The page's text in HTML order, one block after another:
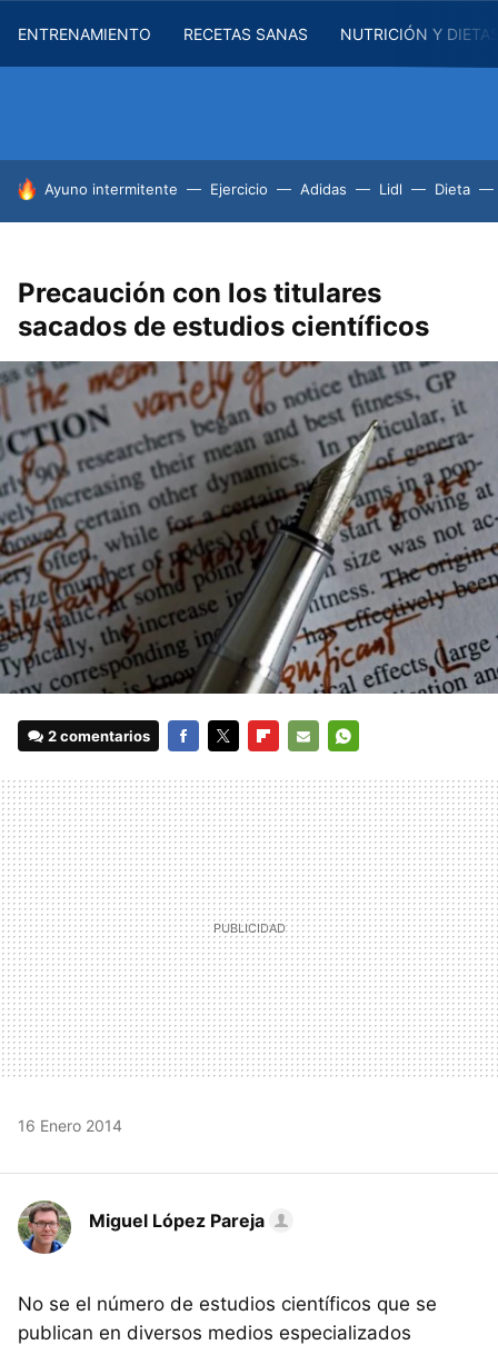
ENTRENAMIENTO RECETAS SANAS NUTRICIÓN Y
HOY SE HABLA DE
Ayuno intermitente Ejercicio Adidas Lidl Dieta
Precaución con los titulares
sacados de estudios científicos
2 comentarios
MAIL
16 Enero 2014
Miguel López Pareja
No se el número de estudios científicos que se
publican en diversos medios especializados